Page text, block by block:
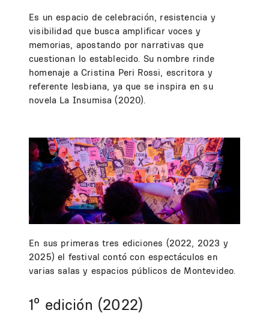
Es un espacio de celebración, resistencia y
visibilidad que busca amplificar voces y
memorias, apostando por narrativas que
cuestionan lo establecido. Su nombre rinde
homenaje a Cristina Peri Rossi, escritora y
referente lesbiana, ya que se inspira en su
novela La Insumisa (2020).
En sus primeras tres ediciones (2022, 2023 y
2025) el festival contó con espectáculos en
varias salas y espacios públicos de Montevideo.
1º edición (2022)